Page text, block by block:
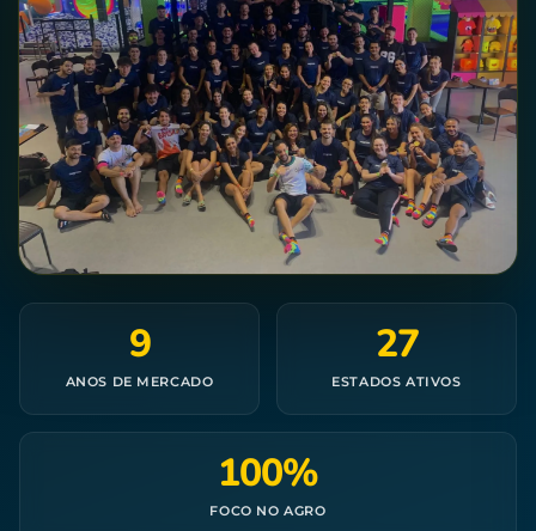
9
ANOS DE MERCADO
27
ESTADOS ATIVOS
100%
FOCO NO AGRO